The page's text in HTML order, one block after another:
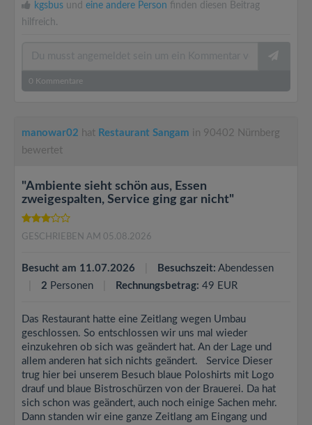
kgsbus und eine andere Person finden diesen Beitrag
hilfreich.
0 Kommentare
manowar02 hat Restaurant Sangam in 90402 Nürnberg
bewertet
"Ambiente sieht schön aus, Essen
zweigespalten, Service ging gar nicht"
GESCHRIEBEN AM 05.08.2026
Besucht am 11.07.2026 Besuchszeit: Abendessen
2 Personen Rechnungsbetrag: 49 EUR
Das Restaurant hatte eine Zeitlang wegen Umbau
geschlossen. So entschlossen wir uns mal wieder
einzukehren ob sich was geändert hat. An der Lage und
allem anderen hat sich nichts geändert. Service Dieser
trug hier bei unserem Besuch blaue Poloshirts mit Logo
drauf und blaue Bistroschürzen von der Brauerei. Da hat
sich schon was geändert, auch noch einige Sachen mehr.
Dann standen wir eine ganze Zeitlang am Eingang und